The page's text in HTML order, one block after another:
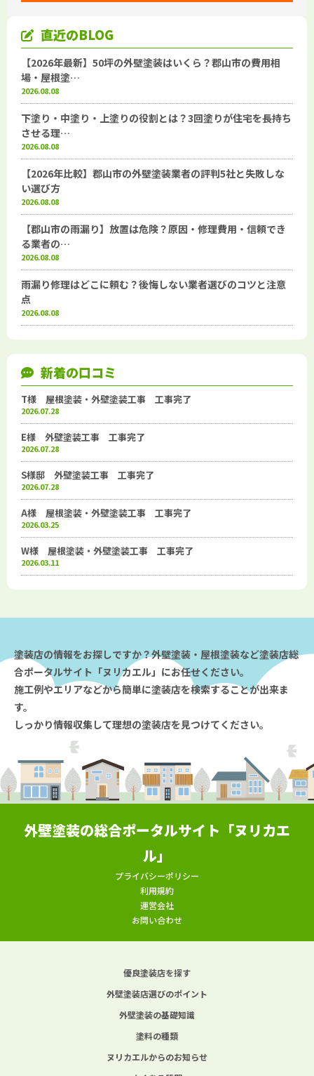
直近のBLOG
【2026年最新】50坪の外壁塗装はいくら？郡山市の費用相
場・屋根塗…
2026.08.08
下塗り・中塗り・上塗りの役割とは？3回塗りが住宅を長持ち
させる理…
2026.08.08
【2026年比較】郡山市の外壁塗装業者の評判5社と失敗しな
い選び方
2026.08.08
【郡山市の雨漏り】放置は危険？原因・修理費用・信頼でき
る業者の…
2026.08.08
雨漏り修理はどこに頼む？後悔しない業者選びのコツと注意
点
2026.08.08
新着の口コミ
T様 屋根塗装・外壁塗装工事 工事完了
2026.07.28
E様 外壁塗装工事 工事完了
2026.07.28
S様邸 外壁塗装工事 工事完了
2026.07.28
A様 屋根塗装・外壁塗装工事 工事完了
2026.03.25
W様 屋根塗装・外壁塗装工事 工事完了
2026.03.11
塗装店の情報をお探しですか？外壁塗装・屋根塗装など塗装店総
合ポータルサイト「ヌリカエル」にお任せください。
施工例やエリアなどから簡単に塗装店を検索することが出来ま
す。
しっかり情報収集して理想の塗装店を見つけてください。
外壁塗装の総合ポータルサイト「ヌリカエ
ル」
プライバシーポリシー
利用規約
運営会社
お問い合わせ
優良塗装店を探す
外壁塗装店選びのポイント
外壁塗装の基礎知識
塗料の種類
ヌリカエルからのお知らせ